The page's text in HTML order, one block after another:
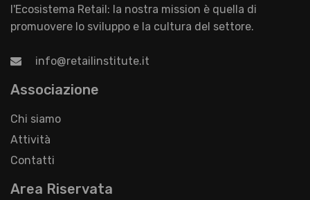
l'Ecosistema Retail: la nostra mission è quella di
promuovere lo sviluppo e la cultura del settore.
info@retailinstitute.it
Associazione
Chi siamo
Attività
Contatti
Area Riservata